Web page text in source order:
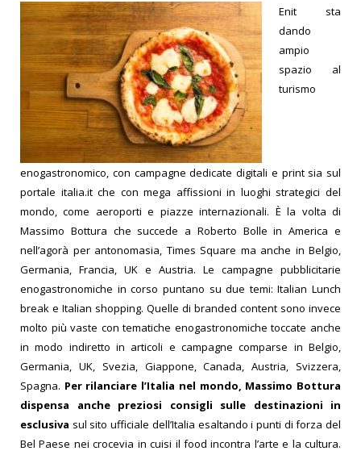
Enit sta
dando
ampio
spazio al
turismo
enogastronomico, con campagne dedicate digitali e print sia sul
portale italia.it che con mega affissioni in luoghi strategici del
mondo, come aeroporti e piazze internazionali. È la volta di
Massimo Bottura che succede a Roberto Bolle in America e
nell’agorà per antonomasia, Times Square ma anche in Belgio,
Germania, Francia, UK e Austria. Le campagne pubblicitarie
enogastronomiche in corso puntano su due temi: Italian Lunch
break e Italian shopping. Quelle di branded content sono invece
molto più vaste con tematiche enogastronomiche toccate anche
in modo indiretto in articoli e campagne comparse in Belgio,
Germania, UK, Svezia, Giappone, Canada, Austria, Svizzera,
Spagna. Per rilanciare l’Italia nel mondo, Massimo Bottura
dispensa anche preziosi consigli sulle destinazioni in
esclusiva sul sito ufficiale dell’Italia esaltando i punti di forza del
Bel Paese nei crocevia in cuisi il food incontra l’arte e la cultura.